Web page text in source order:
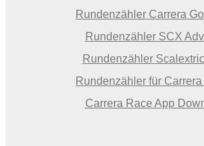
Rundenzähler Carrera
Rundenzähler SCX
Rundenzähler
Rundenzähler für
Carrera Race App